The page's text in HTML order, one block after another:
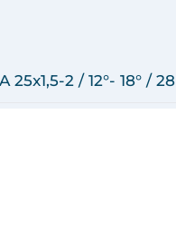
25x1,5-2 / 12°- 18° / 28